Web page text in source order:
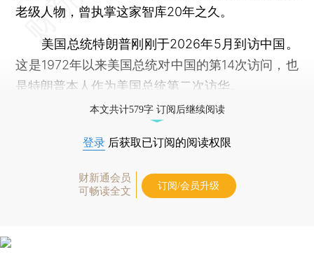
老级人物，曾执掌这家智库20年之久。
美国总统特朗普刚刚于2026年5月到访中国。
这是1972年以来美国总统对中国的第14次访问，也
是特朗普本人作为美国总统第二次访华。
本文共计579字 订阅后继续阅读
登录 后获取已订阅的阅读权限
财新通会员
可畅读全文
订阅/会员升级